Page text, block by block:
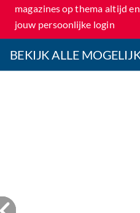
magazines op thema altijd
jouw persoonlijke login
BEKIJK ALLE